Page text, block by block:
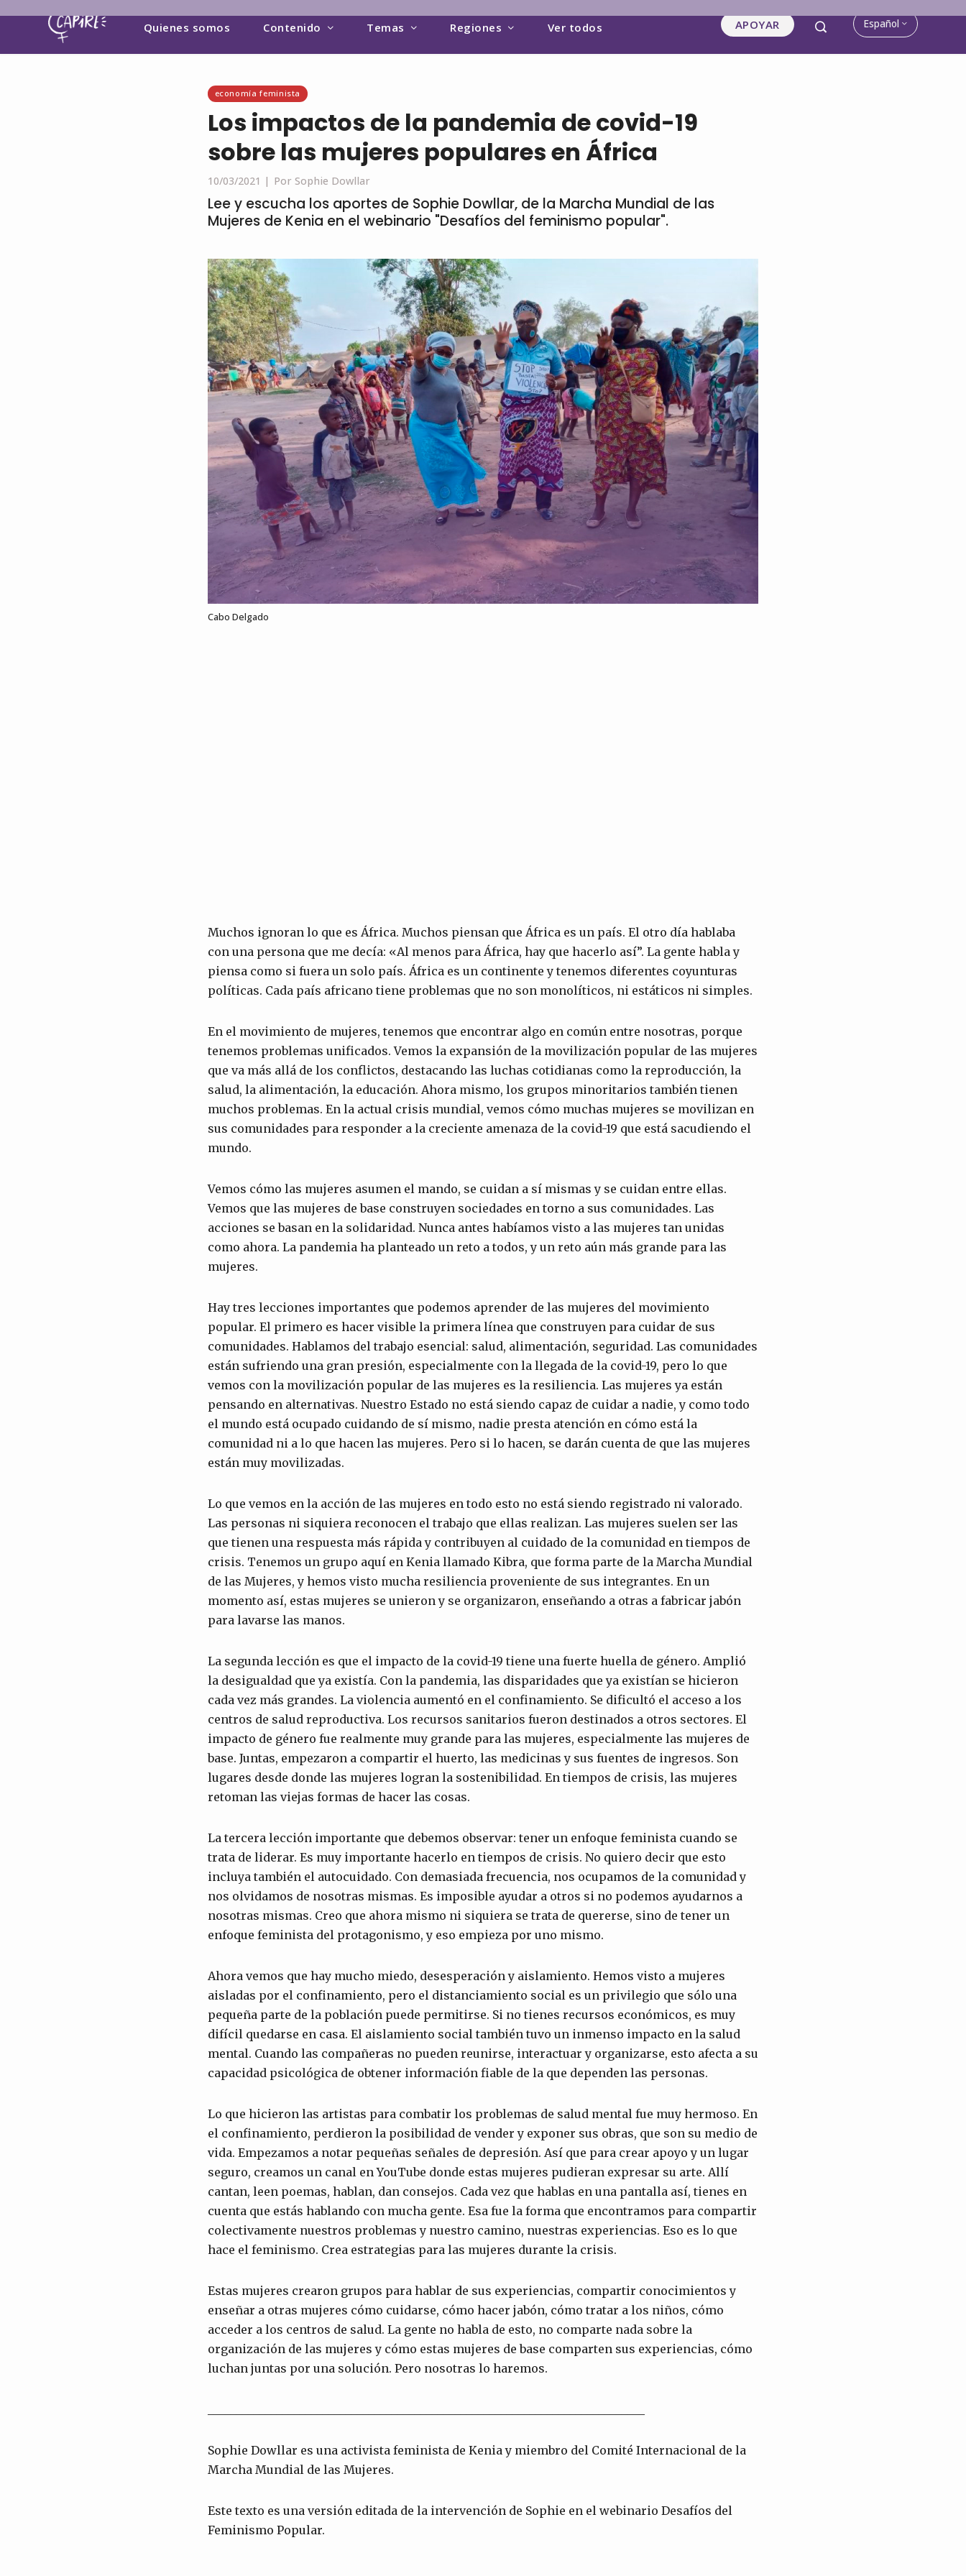
Quienes somos Contenido Temas Regiones Ver todos APOYAR Español
economía feminista
Los impactos de la pandemia de covid-19
sobre las mujeres populares en África
10/03/2021 | Por Sophie Dowllar
Lee y escucha los aportes de Sophie Dowllar, de la Marcha Mundial de las
Mujeres de Kenia en el webinario "Desafíos del feminismo popular".
Cabo Delgado
Muchos ignoran lo que es África. Muchos piensan que África es un país. El otro día hablaba
con una persona que me decía: «Al menos para África, hay que hacerlo así”. La gente habla y
piensa como si fuera un solo país. África es un continente y tenemos diferentes coyunturas
políticas. Cada país africano tiene problemas que no son monolíticos, ni estáticos ni simples.
En el movimiento de mujeres, tenemos que encontrar algo en común entre nosotras, porque
tenemos problemas unificados. Vemos la expansión de la movilización popular de las mujeres
que va más allá de los conflictos, destacando las luchas cotidianas como la reproducción, la
salud, la alimentación, la educación. Ahora mismo, los grupos minoritarios también tienen
muchos problemas. En la actual crisis mundial, vemos cómo muchas mujeres se movilizan en
sus comunidades para responder a la creciente amenaza de la covid-19 que está sacudiendo el
mundo.
Vemos cómo las mujeres asumen el mando, se cuidan a sí mismas y se cuidan entre ellas.
Vemos que las mujeres de base construyen sociedades en torno a sus comunidades. Las
acciones se basan en la solidaridad. Nunca antes habíamos visto a las mujeres tan unidas
como ahora. La pandemia ha planteado un reto a todos, y un reto aún más grande para las
mujeres.
Hay tres lecciones importantes que podemos aprender de las mujeres del movimiento
popular. El primero es hacer visible la primera línea que construyen para cuidar de sus
comunidades. Hablamos del trabajo esencial: salud, alimentación, seguridad. Las comunidades
están sufriendo una gran presión, especialmente con la llegada de la covid-19, pero lo que
vemos con la movilización popular de las mujeres es la resiliencia. Las mujeres ya están
pensando en alternativas. Nuestro Estado no está siendo capaz de cuidar a nadie, y como todo
el mundo está ocupado cuidando de sí mismo, nadie presta atención en cómo está la
comunidad ni a lo que hacen las mujeres. Pero si lo hacen, se darán cuenta de que las mujeres
están muy movilizadas.
Lo que vemos en la acción de las mujeres en todo esto no está siendo registrado ni valorado.
Las personas ni siquiera reconocen el trabajo que ellas realizan. Las mujeres suelen ser las
que tienen una respuesta más rápida y contribuyen al cuidado de la comunidad en tiempos de
crisis. Tenemos un grupo aquí en Kenia llamado Kibra, que forma parte de la Marcha Mundial
de las Mujeres, y hemos visto mucha resiliencia proveniente de sus integrantes. En un
momento así, estas mujeres se unieron y se organizaron, enseñando a otras a fabricar jabón
para lavarse las manos.
La segunda lección es que el impacto de la covid-19 tiene una fuerte huella de género. Amplió
la desigualdad que ya existía. Con la pandemia, las disparidades que ya existían se hicieron
cada vez más grandes. La violencia aumentó en el confinamiento. Se dificultó el acceso a los
centros de salud reproductiva. Los recursos sanitarios fueron destinados a otros sectores. El
impacto de género fue realmente muy grande para las mujeres, especialmente las mujeres de
base. Juntas, empezaron a compartir el huerto, las medicinas y sus fuentes de ingresos. Son
lugares desde donde las mujeres logran la sostenibilidad. En tiempos de crisis, las mujeres
retoman las viejas formas de hacer las cosas.
La tercera lección importante que debemos observar: tener un enfoque feminista cuando se
trata de liderar. Es muy importante hacerlo en tiempos de crisis. No quiero decir que esto
incluya también el autocuidado. Con demasiada frecuencia, nos ocupamos de la comunidad y
nos olvidamos de nosotras mismas. Es imposible ayudar a otros si no podemos ayudarnos a
nosotras mismas. Creo que ahora mismo ni siquiera se trata de quererse, sino de tener un
enfoque feminista del protagonismo, y eso empieza por uno mismo.
Ahora vemos que hay mucho miedo, desesperación y aislamiento. Hemos visto a mujeres
aisladas por el confinamiento, pero el distanciamiento social es un privilegio que sólo una
pequeña parte de la población puede permitirse. Si no tienes recursos económicos, es muy
difícil quedarse en casa. El aislamiento social también tuvo un inmenso impacto en la salud
mental. Cuando las compañeras no pueden reunirse, interactuar y organizarse, esto afecta a su
capacidad psicológica de obtener información fiable de la que dependen las personas.
Lo que hicieron las artistas para combatir los problemas de salud mental fue muy hermoso. En
el confinamiento, perdieron la posibilidad de vender y exponer sus obras, que son su medio de
vida. Empezamos a notar pequeñas señales de depresión. Así que para crear apoyo y un lugar
seguro, creamos un canal en YouTube donde estas mujeres pudieran expresar su arte. Allí
cantan, leen poemas, hablan, dan consejos. Cada vez que hablas en una pantalla así, tienes en
cuenta que estás hablando con mucha gente. Esa fue la forma que encontramos para compartir
colectivamente nuestros problemas y nuestro camino, nuestras experiencias. Eso es lo que
hace el feminismo. Crea estrategias para las mujeres durante la crisis.
Estas mujeres crearon grupos para hablar de sus experiencias, compartir conocimientos y
enseñar a otras mujeres cómo cuidarse, cómo hacer jabón, cómo tratar a los niños, cómo
acceder a los centros de salud. La gente no habla de esto, no comparte nada sobre la
organización de las mujeres y cómo estas mujeres de base comparten sus experiencias, cómo
luchan juntas por una solución. Pero nosotras lo haremos.
Sophie Dowllar es una activista feminista de Kenia y miembro del Comité Internacional de la
Marcha Mundial de las Mujeres.
Este texto es una versión editada de la intervención de Sophie en el webinario Desafíos del
Feminismo Popular.